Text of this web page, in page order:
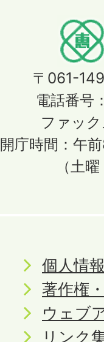
〒061-
電話番号
ファッ
開庁時間：午
（土
個人情
著作権
ウェブ
リンク